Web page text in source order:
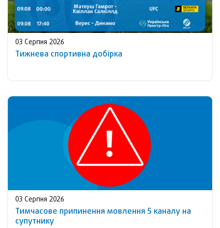
03 Серпня 2026
Тижнева спортивна добірка
03 Серпня 2026
Тимчасове припинення мовлення 5 каналу на
супутнику